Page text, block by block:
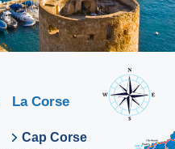
La Corse
Cap Corse